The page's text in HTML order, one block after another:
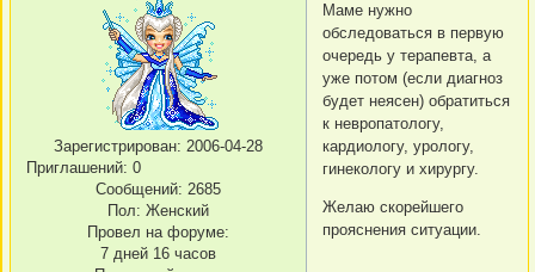
Зарегистрирован: 2006-04-28
Приглашений: 0
Сообщений: 2685
Пол: Женский
Провел на форуме:
7 дней 16 часов
Маме нужно
обследоваться в первую
очередь у терапевта, а
уже потом (если диагноз
будет неясен) обратиться
к невропатологу,
кардиологу, урологу,
гинекологу и хирургу.
Желаю скорейшего
прояснения ситуации.